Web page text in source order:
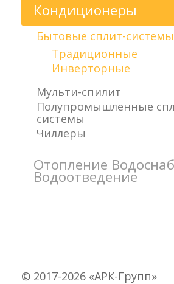
Кондиционеры
Бытовые сплит-системы
Традиционные
Инверторные
Мульти-спилит
Полупромышленные
системы
Чиллеры
Отопление
Водоотведение
© 2017-2026 «АРК-Групп»